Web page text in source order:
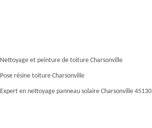
Nettoyage et peinture de toiture Charsonville
Pose résine toiture Charsonville
Expert en nettoyage panneau solaire Charsonville 45130